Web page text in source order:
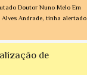
Doutor Nuno Melo Em
Alves Andrade, tinha
de